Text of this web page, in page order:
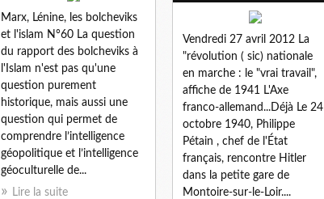
Marx, Lénine, les bolcheviks
et l'islam N°60 La question
du rapport des bolcheviks à
l'Islam n'est pas qu'une
question purement
historique, mais aussi une
question qui permet de
comprendre l’intelligence
géopolitique et l’intelligence
géoculturelle de...
Lire la suite
Vendredi 27 avril 2012 La
"révolution ( sic) nationale
en marche : le "vrai travail",
affiche de 1941 L'Axe
franco-allemand...Déjà Le 24
octobre 1940, Philippe
Pétain , chef de l'État
français, rencontre Hitler
dans la petite gare de
Montoire-sur-le-Loir....